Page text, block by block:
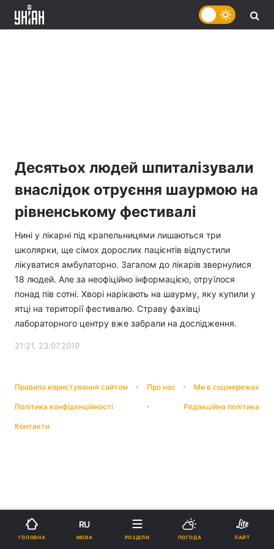
Десятьох людей шпиталізували
внаслідок отруєння шаурмою на
рівненському фестивалі
Нині у лікарні під крапельницями лишаються три
школярки, ще сімох дорослих пацієнтів відпустили
лікуватися амбулаторно. Загалом до лікарів звернулися
18 людей. Але за неофіційно інформацією, отруїлося
понад пів сотні. Хворі нарікають на шаурму, яку купили у
ятці на території фестивалю. Страву фахівці
лабораторного центру вже забрали на дослідження.
21:21, 23.07.2019
Правила користування сайтом Про нас Ми в соцмережах
Політика конфіденційності Редакційна політика
Контакти
ГОЛОВНА
RU
МОВА РОЗДІЛИ ПОГОДА ЛАЙТ